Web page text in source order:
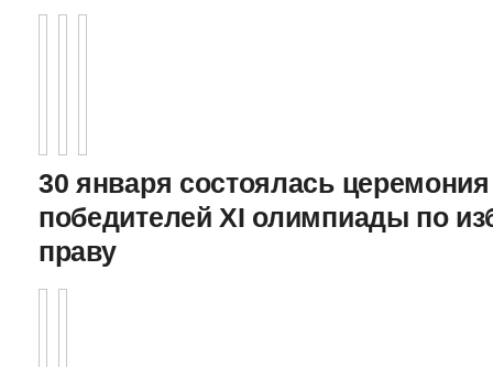
30 января состоялась
победителей XI олимпиады по
праву